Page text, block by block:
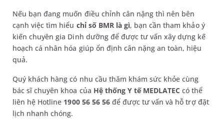
Nếu bạn đang muốn điều chỉnh cân nặng thì nên bên
cạnh việc tìm hiểu chỉ số BMR là gì, bạn cần tham khảo ý
kiến chuyên gia Dinh dưỡng để được tư vấn xây dựng kế
hoạch cá nhân hóa giúp ổn định cân nặng an toàn, hiệu
quả.
Quý khách hàng có nhu cầu thăm khám sức khỏe cùng
bác sĩ chuyên khoa của Hệ thống Y tế MEDLATECcó thể
liên hệ Hotline 1900 56 56 56 để được tư vấn và hỗ trợ đặt
lịch nhanh chóng.